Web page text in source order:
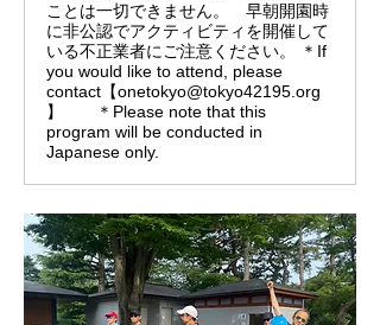
ことは一切できません。 早朝開園時
に非公認でアクティビティを開催して
いる不正業者にご注意ください。 ＊If
you would like to attend, please
contact【onetokyo@tokyo42195.org
】 ＊Please note that this
program will be conducted in
Japanese only.